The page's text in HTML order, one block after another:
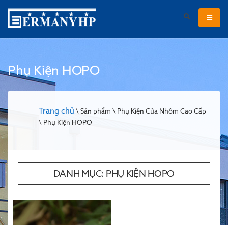
Phụ Kiện HOPO
Trang chủ \ Sản phẩm \ Phụ Kiện Cửa Nhôm Cao Cấp
\ Phụ Kiện HOPO
DANH MỤC: PHỤ KIỆN HOPO